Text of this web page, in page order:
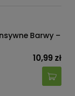
Barwy –
10,99 zł